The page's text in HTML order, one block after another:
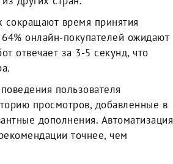
сокращают время принятия
онлайн-покупателей ожидают
отвечает за 3-5 секунд, что
пользователя
просмотров, добавленные в
дополнения. Автоматизация
точнее, чем